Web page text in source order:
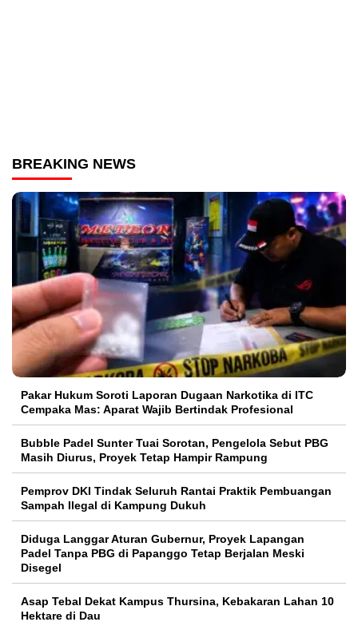
BREAKING NEWS
Pakar Hukum Soroti Laporan Dugaan Narkotika di ITC
Cempaka Mas: Aparat Wajib Bertindak Profesional
Bubble Padel Sunter Tuai Sorotan, Pengelola Sebut PBG
Masih Diurus, Proyek Tetap Hampir Rampung
Pemprov DKI Tindak Seluruh Rantai Praktik Pembuangan
Sampah Ilegal di Kampung Dukuh
Diduga Langgar Aturan Gubernur, Proyek Lapangan
Padel Tanpa PBG di Papanggo Tetap Berjalan Meski
Disegel
Asap Tebal Dekat Kampus Thursina, Kebakaran Lahan 10
Hektare di Dau